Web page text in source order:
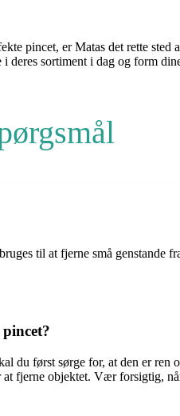
pincet, er Matas det rette
i deres sortiment i dag og form
til at fjerne små genstande
du først sørge for, at den er
at fjerne objektet. Vær forsigtig,